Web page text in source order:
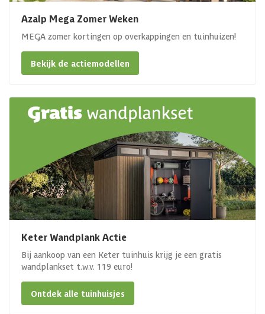
Azalp Mega Zomer Weken
MEGA zomer kortingen op overkappingen en tuinhuizen!
Bekijk de actiemodellen
Keter Wandplank Actie
Bij aankoop van een Keter tuinhuis krijg je een gratis
wandplankset t.w.v. 119 euro!
Ontdek alle tuinhuisjes